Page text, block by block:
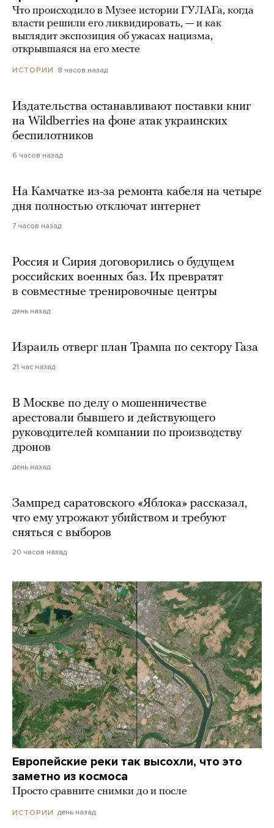
Что происходило в Музее истории ГУЛАГа, когда
власти решили его ликвидировать, — и как
выглядит экспозиция об ужасах нацизма,
открывшаяся на его месте
ИСТОРИИ 8 часов назад
Издательства останавливают поставки книг
на Wildberries на фоне атак украинских
беспилотников
6 часов назад
На Камчатке из-за ремонта кабеля на четыре
дня полностью отключат интернет
7 часов назад
Россия и Сирия договорились о будущем
российских военных баз. Их превратят
в совместные тренировочные центры
день назад
Израиль отверг план Трампа по сектору Газа
21 час назад
В Москве по делу о мошенничестве
арестовали бывшего и действующего
руководителей компании по производству
дронов
день назад
Зампред саратовского «Яблока» рассказал,
что ему угрожают убийством и требуют
сняться с выборов
20 часов назад
Европейские реки так высохли, что это
заметно из космоса
Просто сравните снимки до и после
ИСТОРИИ день назад